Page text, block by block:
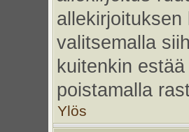
valitsemalla
kuitenkin
poistamalla
Ylös